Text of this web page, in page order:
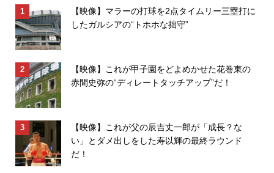
【映像】マラーの打球を2点タイムリー三塁打に
したガルシアの“トホホな拙守”
【映像】これが甲子園をどよめかせた花巻東の
赤間史弥の“ディレートタッチアップ”だ！
【映像】これが父の辰吉丈一郎が「成長？な
い」とダメ出しをした寿以輝の最終ラウンド
だ！